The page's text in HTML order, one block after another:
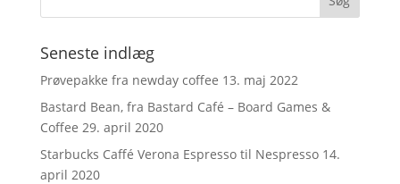
Seneste indlæg
Prøvepakke fra newday coffee 13. maj 2022
Bastard Bean, fra Bastard Café – Board Games &
Coffee 29. april 2020
Starbucks Caffé Verona Espresso til Nespresso 14.
april 2020